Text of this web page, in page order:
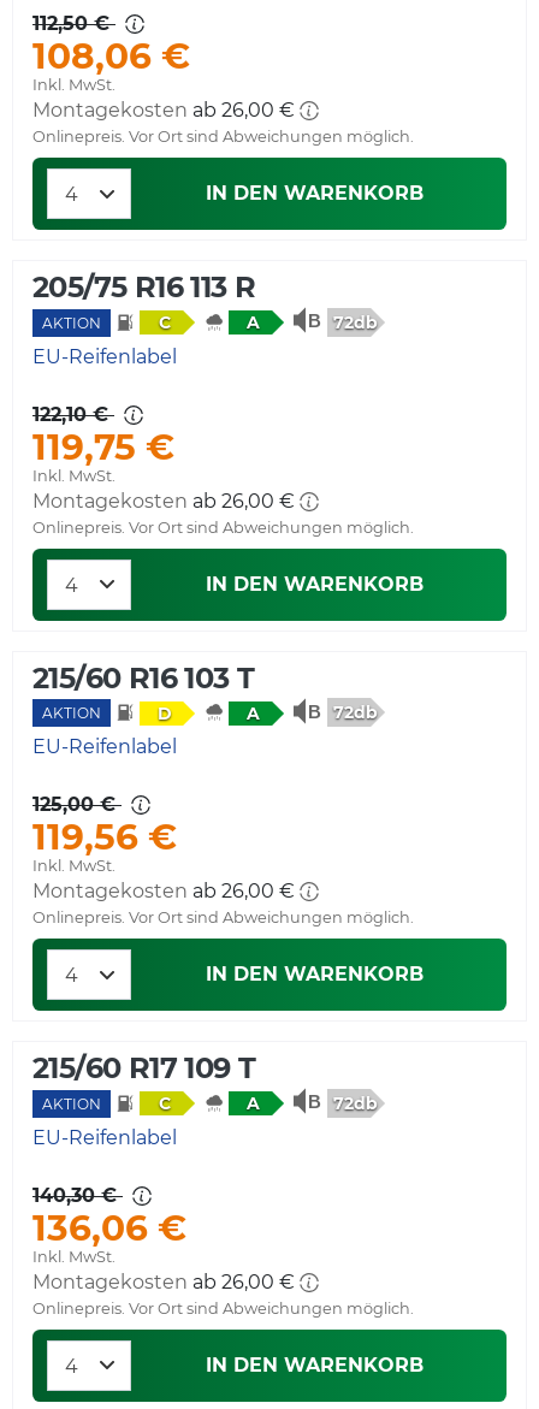
112,50 €
108,06 €
Inkl. MwSt.
Montagekosten ab 26,00 €
Onlinepreis. Vor Ort sind Abweichungen möglich.
IN DEN WARENKORB
205/75 R16 113 R
AKTION C A 72db
EU-Reifenlabel
122,10 €
119,75 €
Inkl. MwSt.
Montagekosten ab 26,00 €
Onlinepreis. Vor Ort sind Abweichungen möglich.
IN DEN WARENKORB
215/60 R16 103 T
AKTION D A 72db
EU-Reifenlabel
125,00 €
119,56 €
Inkl. MwSt.
Montagekosten ab 26,00 €
Onlinepreis. Vor Ort sind Abweichungen möglich.
IN DEN WARENKORB
215/60 R17 109 T
AKTION C A 72db
EU-Reifenlabel
140,30 €
136,06 €
Inkl. MwSt.
Montagekosten ab 26,00 €
Onlinepreis. Vor Ort sind Abweichungen möglich.
IN DEN WARENKORB